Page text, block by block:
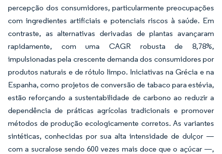
percepção dos consumidores, particularmente preocupações
com ingredientes artificiais e potenciais riscos à saúde. Em
contraste, as alternativas derivadas de plantas avançaram
rapidamente, com uma CAGR robusta de 8,78%,
impulsionadas pela crescente demanda dos consumidores por
produtos naturais e de rótulo limpo. Iniciativas na Grécia e na
Espanha, como projetos de conversão de tabaco para estévia,
estão reforçando a sustentabilidade de carbono ao reduzir a
dependência de práticas agrícolas tradicionais e promover
métodos de produção ecologicamente corretos. As variantes
sintéticas, conhecidas por sua alta intensidade de dulçor —
com a sucralose sendo 600 vezes mais doce que o açúcar —,